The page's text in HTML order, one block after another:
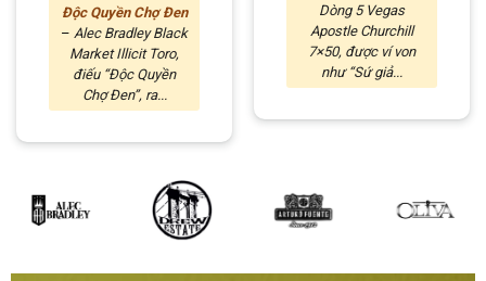
Độc Quyền Chợ Đen
– Alec Bradley Black
Market Illicit Toro,
điếu “Độc Quyền
Chợ Đen”, ra...
Dòng 5 Vegas
Apostle Churchill
7×50, được ví von
như “Sứ giả...